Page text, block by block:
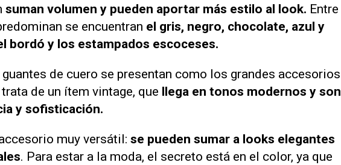
suman volumen y pueden aportar más estilo al look. Entre
se encuentran el gris, negro, chocolate, azul y
bordó y los estampados escoceses.
de cuero se presentan como los grandes accesorios
de un ítem vintage, que llega en tonos modernos y son
y sofisticación.
muy versátil: se pueden sumar a looks elegantes
. Para estar a la moda, el secreto está en el color, ya que